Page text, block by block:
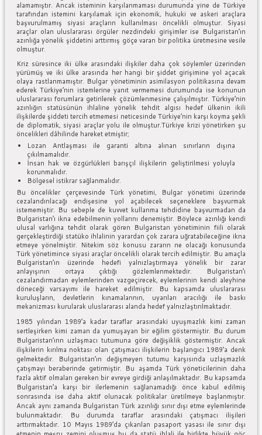
alamamıştır. Ancak isteminin karşılanmaması durumunda yine de Türkiye
tarafından istemini karşılamak için ekonomik, hukuki ve askeri araçlara
başvurulmamış siyasi araçların kullanılması öncelikli olmuştur. Siyasi
araçlar olan uluslararası örgüler nezdindeki girişimler ise Bulgaristan’ın
azınlığa yönelik şiddetini arttırmış göçe varan bir politika üretmesine vesile
olmuştur.
Kriz süresince iki ülke arasındaki ilişkiler daha çok söylemler üzerinden
yürümüş ve iki ülke arasında her hangi bir şiddet girişimine yol açacak
olaya rastlanmamıştır. Bulgar yönetiminin asimilasyon politikasına devam
ederek Türkiye’nin istemlerine yanıt vermemesi durumunda ise konunun
uluslararası forumlara getirilerek çözümlenmesine çalışılmıştır. Türkiye’nin
azınlığın statüsünün ihlaline yönelik tehdit algısı hedef ülkenin ikili
ilişkilerde şiddeti tercih etmemesi neticesinde Türkiye’nin karşı koyma şekli
de diplomatik, siyasi araçlar yolu ile olmuştur.Türkiye krizi yönetirken şu
öncelikleri dâhilinde hareket etmiştir;
Lozan Antlaşması ile garanti altına alınan sınırların dışına
çıkılmamalıdır.
İnsan hak ve özgürlükleri barışçıl ilişkilerin geliştirilmesi yoluyla
korunmalıdır.
Bölgesel istikrar sağlanmalıdır.
Bu öncelikler çerçevesinde Türk yönetimi, Bulgar yönetimi üzerinde
cezalandırılacağı endişesine yol açabilecek seçeneklere başvurmak
istememiştir. Bu sebeple de kuvvet kullanma tehdidine başvurmadan da
Bulgaristan’ı ikna edebilmenin yollarını denemiştir. Böylece azınlığı kendi
ulusal varlığına tehdit olarak gören Bulgaristan yönetiminin fiili olarak
gerçekleştirdiği statüko ihlalinin yarardan çok zarara uğratabileceğine ikna
etmeye yönelmiştir. Nitekim söz konusu zararın ne olacağı konusunda
Türk yönetimince siyasi araçlar öncelikli olarak tercih edilmiştir. Bu amaçla
Bulgaristan’ın üzerinde hedefi yalnızlaştırmaya yönelik bir zarar
anlayışının ortaya çıktığı gözlemlenmektedir. Bulgaristan’ı
cezalandırmadan eylemlerinden vazgeçirecek, eylemlerinin kendi aleyhine
döneceği varsayımı ile hareket edilmiştir. Bu kapsamda uluslararası
kuruluşların, devletlerin kınamalarının, uyarıları aracılığı ile baskı
mekanizması kurularak uluslararası alanda hedef yalnızlaştırılmaktadır.
1985 yılından 1989’a kadar taraflar arasındaki uyuşmazlık kimi zaman
sertleşirken kimi zaman da yumuşayan bir eğilim göstermiştir. Bu durum
Bulgaristan’ınn uzlaşmacı tutumuna göre değişiklik göstermiştir. Ancak
ilişkilerin kırılma noktası olan çatışmacı ilişkilerin başlangıcı 1989’a denk
gelmektedir. Bulgaristan’ın değişmeyen tutumu karşısında uzlaşmazlık
çatışmayı beraberinde getirmiştir. Bu aşamda Türk yöneticilerinin daha
fazla aktif olmaları gereken bir evreye girdiği anlaşılmaktadır. Bu kapsamda
Bulgaristan’a karşı bir ilerlemenin sağlanamadığı önce kabul edilmiş
sonrasında ise daha aktif olunacak politikalar üretilmeye başlanmıştır.
Ancak aynı zamanda Bulgaristan Türk azınlığı sınır dışı etme eylemlerinde
bulunmaktadır. Bu durumda taraflar arasındaki çatışmacı ilişileri
arttırmaktadır. 10 Mayıs 1989’da çıkarılan pasaport yasası ile sınır dışı